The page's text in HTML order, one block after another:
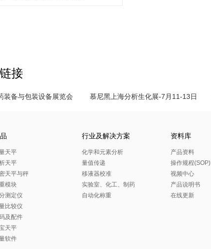
接
装备与包装设备展览会 慕尼黑上海分析生化展-7月11-13日
天平
天平
天平与秤
模块
测定仪
比较仪
及配件
天平
软件
行业及解决方案
化学和元素分析
量值传递
移液器校准
实验室、化工、制药
自动化称重
资料库
产品资料
操作规程(SOP)
视频中心
产品说明书
在线更新